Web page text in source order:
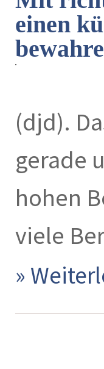
einen
(djd).
gerade
hohen
viele
»